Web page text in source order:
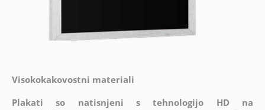
Visokokakovostni materiali
Plakati so natisnjeni s tehnologijo HD na